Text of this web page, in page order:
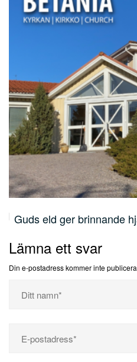
Lärjunge,
Lämna ett svar
Din e-postadress kommer inte